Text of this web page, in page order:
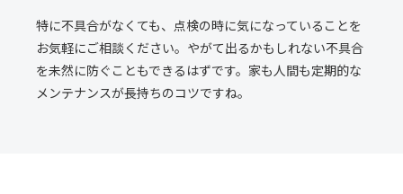
特に不具合がなくても、点検の時に気になっていることを
お気軽にご相談ください。やがて出るかもしれない不具合
を未然に防ぐこともできるはずです。家も人間も定期的な
メンテナンスが長持ちのコツですね。